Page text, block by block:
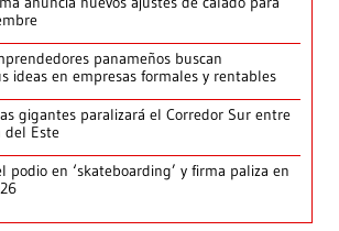
panameños buscan
ideas en empresas formales y rentables
gigantes paralizará el Corredor Sur entre
del Este
podio en ‘skateboarding’ y firma paliza en